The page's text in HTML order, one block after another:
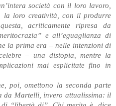
società con il loro lavoro,
la loro creatività, con il produrre
acriticamente ripresa da
e all’eguaglianza di
la prima era – nelle intenzioni di
– una distopia, mentre la
mai esplicitate fino in
poi, omettono la seconda parte
da Martelli, invero attualissima: il